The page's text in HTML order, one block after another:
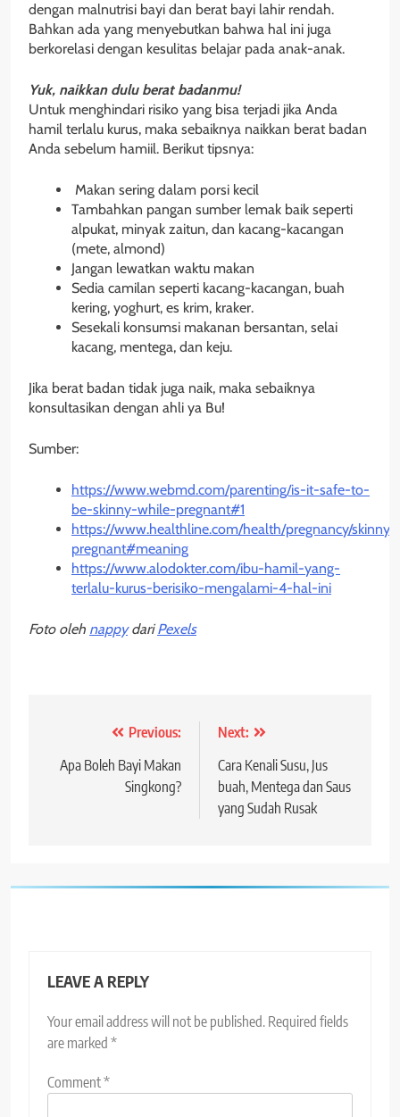
dengan malnutrisi bayi dan berat bayi lahir rendah.
Bahkan ada yang menyebutkan bahwa hal ini juga
berkorelasi dengan kesulitas belajar pada anak-anak.
Yuk, naikkan dulu berat badanmu!
Untuk menghindari risiko yang bisa terjadi jika Anda
hamil terlalu kurus, maka sebaiknya naikkan berat badan
Anda sebelum hamiil. Berikut tipsnya:
Makan sering dalam porsi kecil
Tambahkan pangan sumber lemak baik seperti
alpukat, minyak zaitun, dan kacang-kacangan
(mete, almond)
Jangan lewatkan waktu makan
Sedia camilan seperti kacang-kacangan, buah
kering, yoghurt, es krim, kraker.
Sesekali konsumsi makanan bersantan, selai
kacang, mentega, dan keju.
Jika berat badan tidak juga naik, maka sebaiknya
konsultasikan dengan ahli ya Bu!
Sumber:
https://www.webmd.com/parenting/is-it-safe-to-
be-skinny-while-pregnant#1
https://www.healthline.com/health/pregnancy/skinny-
pregnant#meaning
https://www.alodokter.com/ibu-hamil-yang-
terlalu-kurus-berisiko-mengalami-4-hal-ini
Foto oleh nappydariPexels
navigation
Previous:
Apa Boleh Bayi Makan
Singkong?
Next:
Cara Kenali Susu, Jus
buah, Mentega dan Saus
yang Sudah Rusak
LEAVE A REPLY
Your email address will not be published. Required fields
are marked *
Comment*